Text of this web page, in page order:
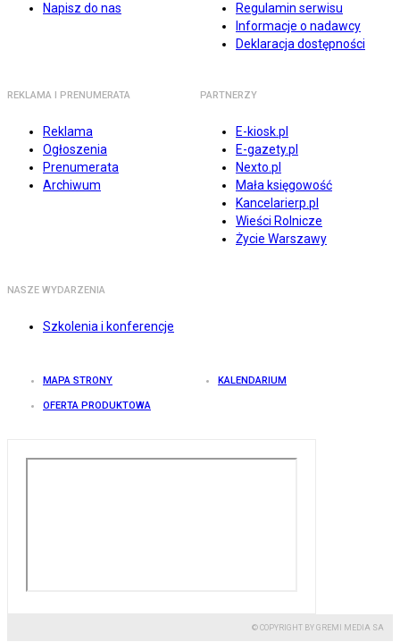
Napisz do nas
Regulamin serwisu
Informacje o nadawcy
Deklaracja dostępności
REKLAMA I PRENUMERATA
Reklama
Ogłoszenia
Prenumerata
Archiwum
PARTNERZY
E-kiosk.pl
E-gazety.pl
Nexto.pl
Mała księgowość
Kancelarierp.pl
Wieści Rolnicze
Życie Warszawy
NASZE WYDARZENIA
Szkolenia i konferencje
MAPA STRONY KALENDARIUM
OFERTA PRODUKTOWA
© COPYRIGHT BY GREMI MEDIA SA